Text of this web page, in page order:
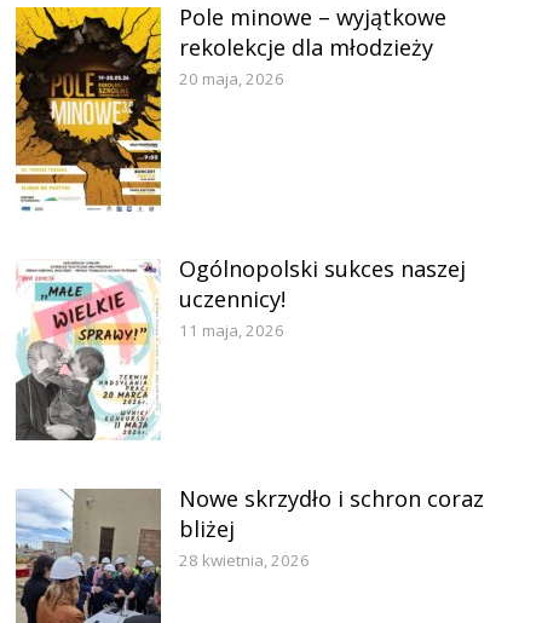
Pole minowe – wyjątkowe
rekolekcje dla młodzieży
20 maja, 2026
Ogólnopolski sukces naszej
uczennicy!
11 maja, 2026
Nowe skrzydło i schron coraz
bliżej
28 kwietnia, 2026